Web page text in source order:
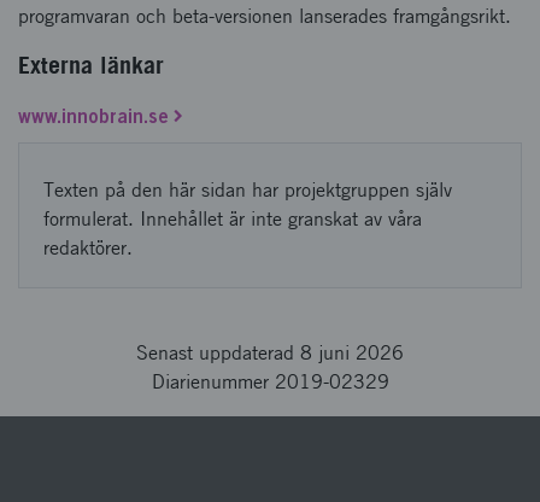
programvaran och beta-versionen lanserades framgångsrikt.
Externa länkar
www.innobrain.se
Texten på den här sidan har projektgruppen själv
formulerat. Innehållet är inte granskat av våra
redaktörer.
Senast uppdaterad 8 juni 2026
Diarienummer 2019-02329